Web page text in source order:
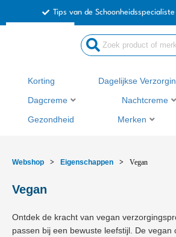
Tips van de Schoonheidsspecialiste
Search
...
Korting Dagelijkse
Dagcreme Nachtcreme
Gezondheid Merken
Webshop > Eigenschappen > Vegan
Vegan
Ontdek de kracht van vegan
passen bij een bewuste leefstijl. De vegan